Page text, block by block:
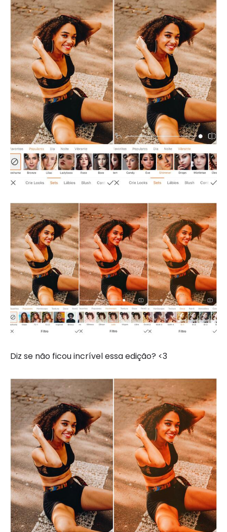
Diz se não ficou incrível essa edição? <3